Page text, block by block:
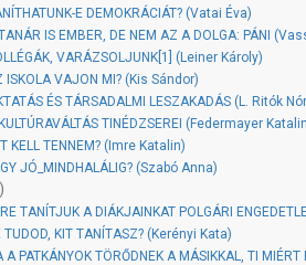
E DEMOKRÁCIÁT? (Vatai Éva)
IS EMBER, DE NEM AZ A DOLGA: PÁNI
VARÁZSOLJUNK[1] (Leiner Károly)
ISKOLA VAJON MI? (Kis Sándor)
ÉS TÁRSADALMI LESZAKADÁS (L. Ritók
TINÉDZSEREI (Federmayer
KELL TENNEM? (Imre Katalin)
JÓ_MINDHALÁLIG? (Szabó Anna)
TANÍTJUK A DIÁKJAINKAT POLGÁRI
TUDOD, KIT TANÍTASZ? (Kerényi Kata)
PATKÁNYOK TÖRŐDNEK A MÁSIKKAL, TI